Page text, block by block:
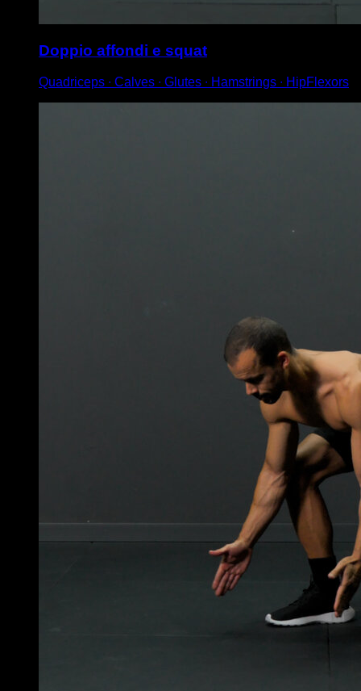
Doppio affondi e squat
Quadriceps ∙ Calves ∙ Glutes ∙ Hamstrings ∙ HipFlexors